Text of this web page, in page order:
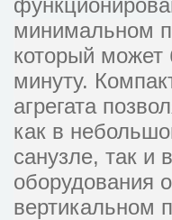
минимальном
который
минуту.
агрегата
как в
санузле, так и
оборудования
вертикальном